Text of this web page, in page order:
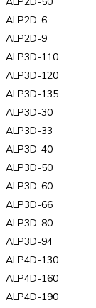
ALP2D-6
ALP2D-9
ALP3D-110
ALP3D-120
ALP3D-135
ALP3D-30
ALP3D-33
ALP3D-40
ALP3D-50
ALP3D-60
ALP3D-66
ALP3D-80
ALP3D-94
ALP4D-130
ALP4D-160
ALP4D-190